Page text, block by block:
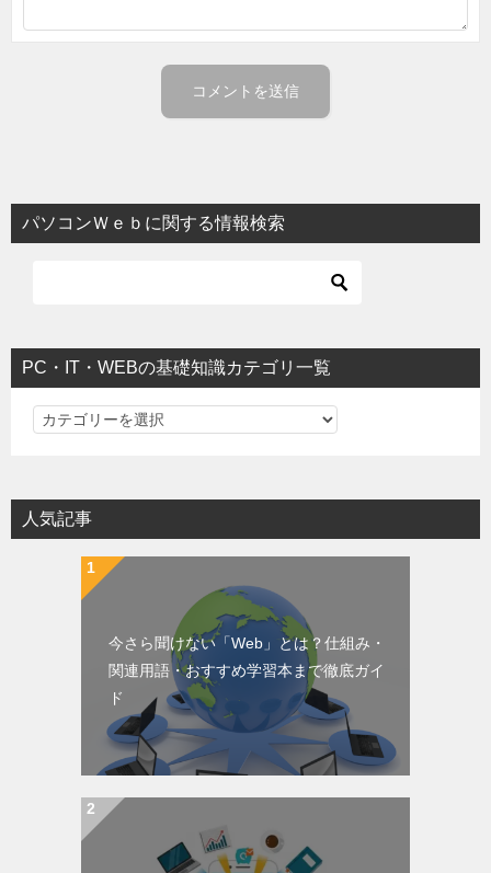
パソコンＷｅｂに関する情報検索
PC・IT・WEBの基礎知識カテゴリ一覧
PC・IT・WEBの基礎知識カテゴリ一覧
人気記事
今さら聞けない「Web」とは？仕組み・
関連用語・おすすめ学習本まで徹底ガイ
ド